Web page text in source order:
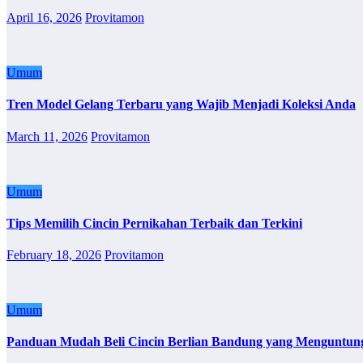
April 16, 2026 Provitamon
Umum
Tren Model Gelang Terbaru yang Wajib Menjadi Koleksi Anda
March 11, 2026 Provitamon
Umum
Tips Memilih Cincin Pernikahan Terbaik dan Terkini
February 18, 2026 Provitamon
Umum
Panduan Mudah Beli Cincin Berlian Bandung yang